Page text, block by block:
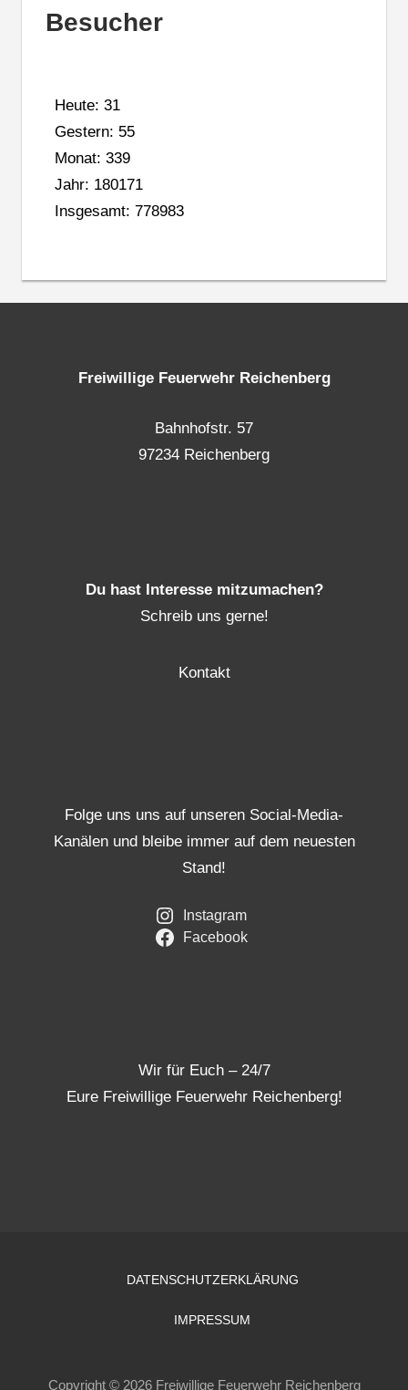
Besucher
Heute: 31
Gestern: 55
Monat: 339
Jahr: 180171
Insgesamt: 778983
Freiwillige Feuerwehr Reichenberg
Bahnhofstr. 57
97234 Reichenberg
Du hast Interesse mitzumachen?
Schreib uns gerne!
Kontakt
Folge uns uns auf unseren Social-Media-
Kanälen und bleibe immer auf dem neuesten
Stand!
Instagram
Facebook
Wir für Euch – 24/7
Eure Freiwillige Feuerwehr Reichenberg!
DATENSCHUTZERKLÄRUNG
IMPRESSUM
Copyright © 2026 Freiwillige Feuerwehr Reichenberg